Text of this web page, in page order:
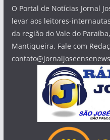
O Portal de Notícias Jornal
levar aos leitores-
da região do Vale do
Mantiqueira. Fale com